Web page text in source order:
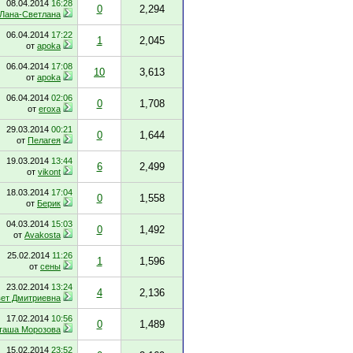
08.04.2014 16:28
Лана-Светлана 0 2,294
06.04.2014 17:22
от apoka 1 2,045
06.04.2014 17:08
от apoka 10 3,613
06.04.2014 02:06
от eroxa 0 1,708
29.03.2014 00:21
от Пелагея 0 1,644
19.03.2014 13:44
от vikont 6 2,499
18.03.2014 17:04
от Берик 0 1,558
04.03.2014 15:03
от Avakosta 0 1,492
25.02.2014 11:26
от сены 1 1,596
23.02.2014 13:24
Дмитриевна 4 2,136
17.02.2014 10:56
Морозова 0 1,489
15.02.2014 23:52